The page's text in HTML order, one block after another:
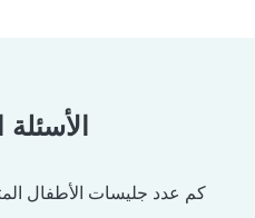
كم عدد جليسات الأطفال